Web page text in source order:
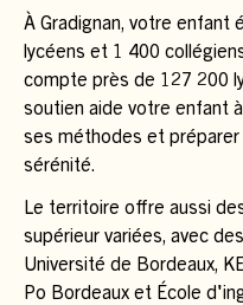
À Gradignan, votre enfant
lycéens et 1 400
compte près de 127 200
soutien aide votre enfant
ses méthodes et
sérénité.
Le territoire offre aussi
supérieur variées, avec
Université de Bordeaux,
Po Bordeaux et École